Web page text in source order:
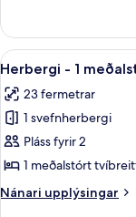
rúm
(Zena)
-
stórt
tvíbreitt
rúm
(Zena)
Skoða
allar
myndir
fyrir
Herbergi
-
1
meðalstórt
6
Herbergi - 1
23 fermetrar
1 svefnherbergi
Pláss fyrir 2
1 meðalstórt
Nánari upplýsingar
Nánari